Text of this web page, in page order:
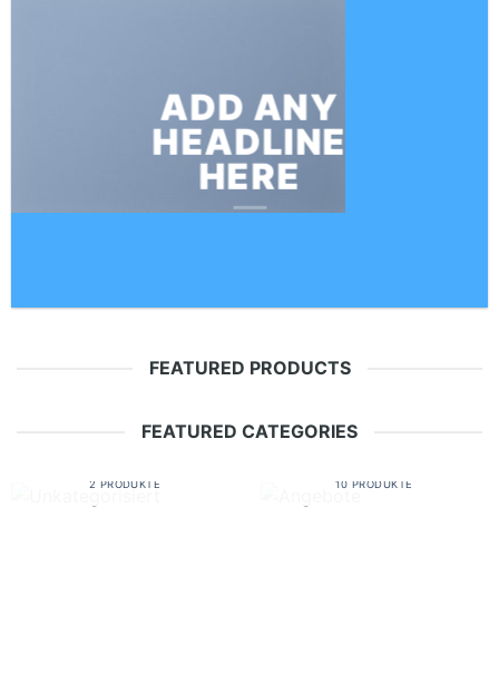
ADD ANY
HEADLINE
HERE
FEATURED PRODUCTS
FEATURED CATEGORIES
2 PRODUKTE 10 PRODUKTE